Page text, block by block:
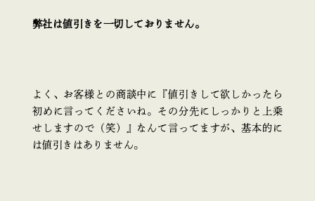
弊社は値引きを一切しておりません。
よく、お客様との商談中に『値引きして欲しかったら
初めに言ってくださいね。その分先にしっかりと上乗
せしますので（笑）』なんて言ってますが、基本的に
は値引きはありません。